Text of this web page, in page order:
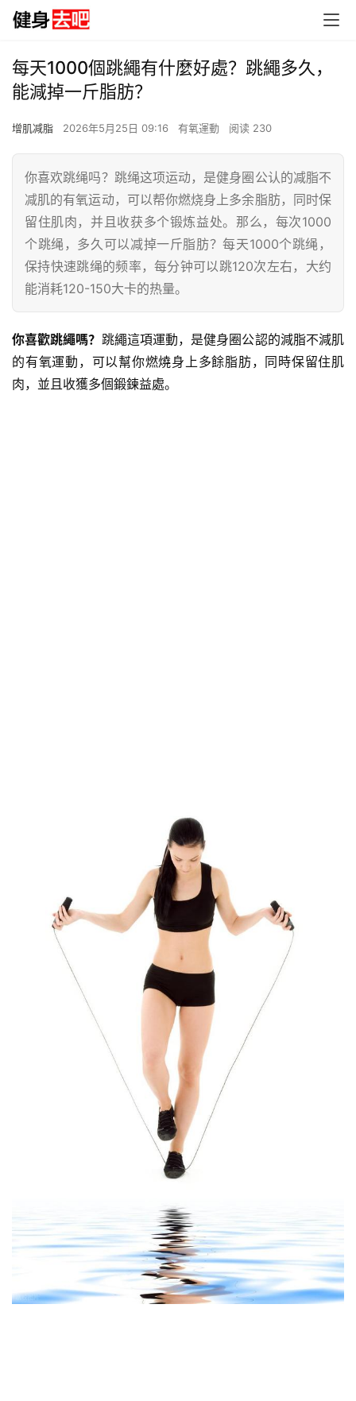
每天1000個跳繩有什麼好處？跳繩多久，
能減掉一斤脂肪？
增肌减脂 2026年5月25日 09:16 有氧運動 阅读 230
你喜欢跳绳吗？跳绳这项运动，是健身圈公认的减脂不
减肌的有氧运动，可以帮你燃烧身上多余脂肪，同时保
留住肌肉，并且收获多个锻炼益处。那么，每次1000
个跳绳，多久可以减掉一斤脂肪？每天1000个跳绳，
保持快速跳绳的频率，每分钟可以跳120次左右，大约
能消耗120-150大卡的热量。
你喜歡跳繩嗎？ 跳繩這項運動，是健身圈公認的減脂不減肌
的有氧運動，可以幫你燃燒身上多餘脂肪，同時保留住肌
肉，並且收獲多個鍛鍊益處。